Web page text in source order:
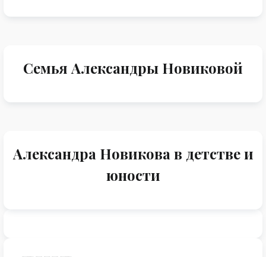
Семья Александры Новиковой
Александра Новикова в детстве и
юности